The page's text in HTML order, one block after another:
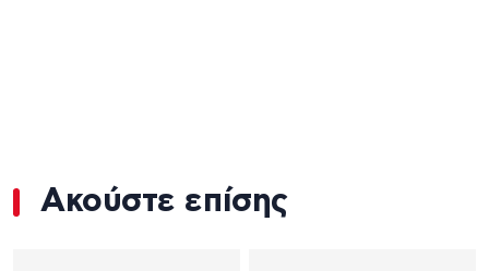
Ακούστε επίσης